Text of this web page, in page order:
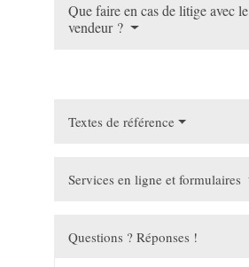
Que faire en cas de litige avec le
vendeur ?
Textes de référence
Services en ligne et formulaires
Questions ? Réponses !